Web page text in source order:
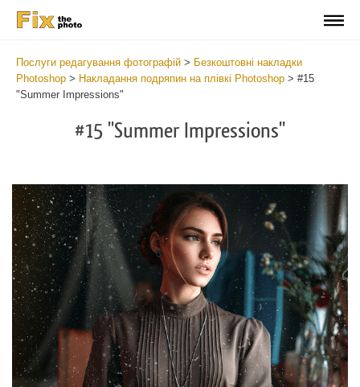
Послуги редагування фотографій > Безкоштовні накладки
Photoshop > Накладання подряпин на плівкі Photoshop > #15
"Summer Impressions"
#15 "Summer Impressions"